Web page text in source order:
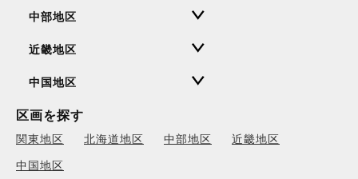
中部地区
近畿地区
中国地区
区画を探す
関東地区 北海道地区 中部地区 近畿地区
中国地区